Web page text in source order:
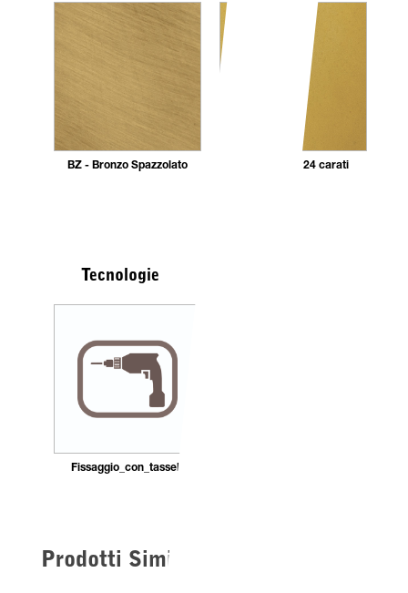
BZ - Bronzo Spazzolato DR - Dorato 24 carati
Tecnologie
Fissaggio_con_tasselli
Prodotti Simili